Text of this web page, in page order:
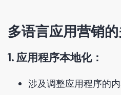
多语言应用营销
1. 应用程序本地化：
涉及调整应用程序的